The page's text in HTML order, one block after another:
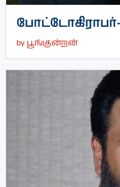
by பூங்குன்றன்